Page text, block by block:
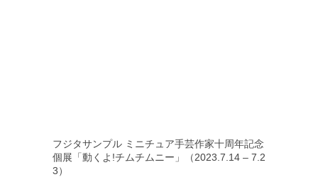
フジタサンプル ミニチュア手芸作家十周年記念
個展「動くよ!チムチムニー」（2023.7.14 – 7.2
3）